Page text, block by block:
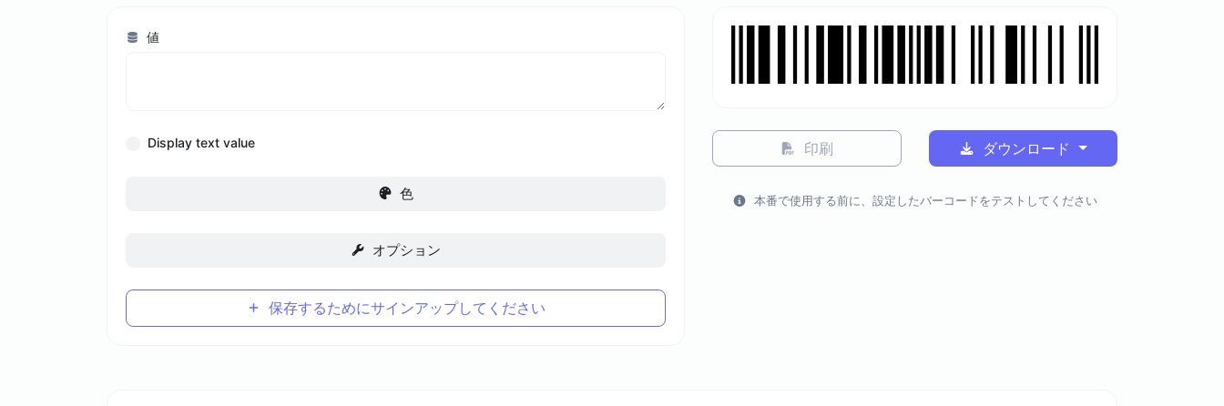
値
Display text value
色
オプション
保存するためにサインアップしてください
印刷 ダウンロード
本番で使用する前に、設定したバーコードをテストしてください